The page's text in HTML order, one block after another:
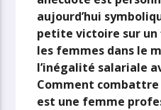
aujourd’hui
petite victoire sur
les femmes dans le
l’inégalité salariale
Comment combattre
est une femme